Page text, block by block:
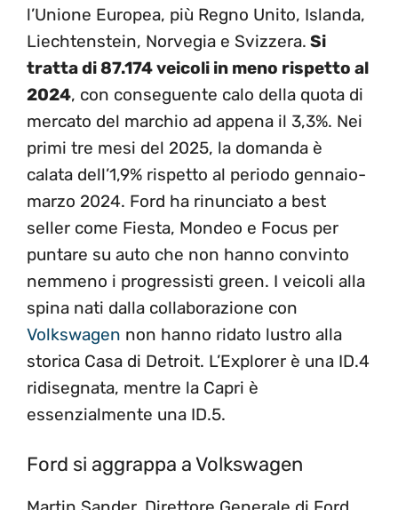
l’Unione Europea, più Regno Unito, Islanda,
Liechtenstein, Norvegia e Svizzera. Si
tratta di 87.174 veicoli in meno rispetto al
2024, con conseguente calo della quota di
mercato del marchio ad appena il 3,3%. Nei
primi tre mesi del 2025, la domanda è
calata dell’1,9% rispetto al periodo gennaio-
marzo 2024. Ford ha rinunciato a best
seller come Fiesta, Mondeo e Focus per
puntare su auto che non hanno convinto
nemmeno i progressisti green. I veicoli alla
spina nati dalla collaborazione con
Volkswagen non hanno ridato lustro alla
storica Casa di Detroit. L’Explorer è una ID.4
ridisegnata, mentre la Capri è
essenzialmente una ID.5.
Ford si aggrappa a Volkswagen